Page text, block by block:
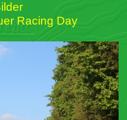
Racing Day